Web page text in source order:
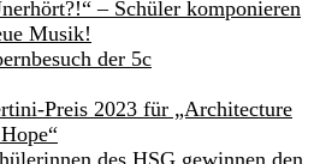
– Schüler komponieren
Musik!
der 5c
Preis 2023 für „Architecture